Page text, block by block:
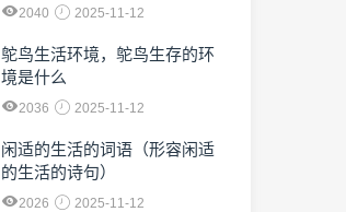
2040 2025-11-12
鸵鸟生活环境，鸵鸟生存的环
境是什么
2036 2025-11-12
闲适的生活的词语（形容闲适
的生活的诗句）
2026 2025-11-12